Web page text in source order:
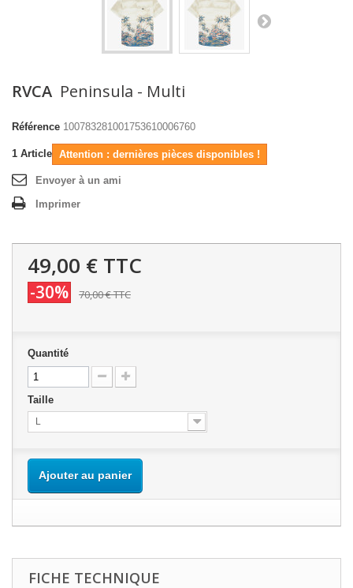
RVCA Peninsula - Multi
Référence 100783281001753610006760
1 Article Attention : dernières pièces disponibles !
Envoyer à un ami
Imprimer
49,00 € TTC
-30% 70,00 €TTC
Quantité
Taille
L
Ajouter au panier
FICHE TECHNIQUE